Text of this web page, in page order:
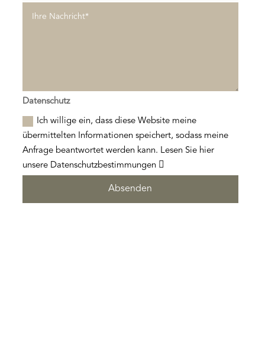
Datenschutz
Ich willige ein, dass diese Website meine
übermittelten Informationen speichert, sodass meine
Anfrage beantwortet werden kann. Lesen Sie hier
unsere Datenschutzbestimmungen
Absenden